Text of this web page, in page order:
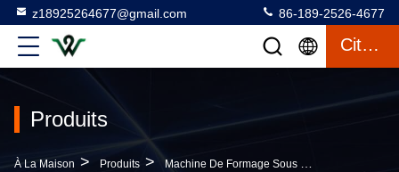
z18925264677@gmail.com 86-189-2526-4677
Citation
Produits
À La Maison > Produits > Machine De Formage Sous Vide En Plastique